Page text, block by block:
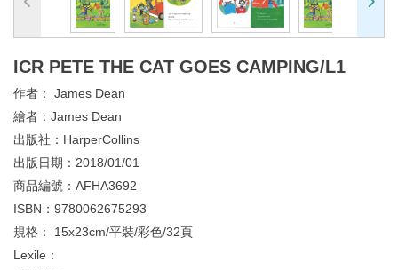
ICR PETE THE CAT GOES CAMPING/L1
作者： James Dean
繪者： James Dean
出版社： HarperCollins
出版日期： 2018/01/01
商品編號： AFHA3692
ISBN： 9780062675293
規格： 15x23cm/平裝/彩色/32頁
Lexile：